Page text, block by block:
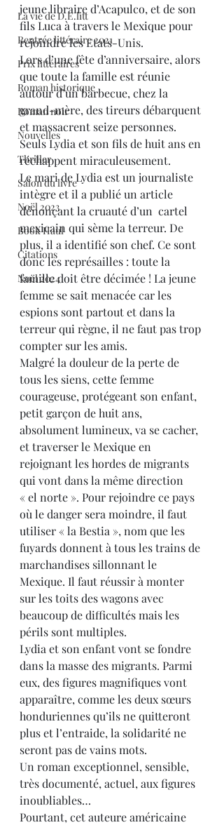
La vie de D.E.litt
Rentrée littéraire 2021
Prix littéraires
Roman historique
Roman noir
Nouvelles
Thriller
Salon du livre
Noël 2023
Book Haul
Citations
Noël 2024
jeune libraire d’Acapulco, et de son
fils Luca à travers le Mexique pour
rejoindre les Etats-Unis.
Lors d’une fête d’anniversaire, alors
que toute la famille est réunie
autour d’un barbecue, chez la
grand-mère, des tireurs débarquent
et massacrent seize personnes.
Seuls Lydia et son fils de huit ans en
réchappent miraculeusement.
Le mari de Lydia est un journaliste
intègre et il a publié un article
dénonçant la cruauté d’un  cartel
mexicain qui sème la terreur. De
plus, il a identifié son chef. Ce sont
donc les représailles : toute la
famille doit être décimée ! La jeune
femme se sait menacée car les
espions sont partout et dans la
terreur qui règne, il ne faut pas trop
compter sur les amis.
Malgré la douleur de la perte de
tous les siens, cette femme
courageuse, protégeant son enfant,
petit garçon de huit ans,
absolument lumineux, va se cacher,
et traverser le Mexique en
rejoignant les hordes de migrants
qui vont dans la même direction
« el norte ». Pour rejoindre ce pays
où le danger sera moindre, il faut
utiliser « la Bestia », nom que les
fuyards donnent à tous les trains de
marchandises sillonnant le
Mexique. Il faut réussir à monter
sur les toits des wagons avec
beaucoup de difficultés mais les
périls sont multiples.
Lydia et son enfant vont se fondre
dans la masse des migrants. Parmi
eux, des figures magnifiques vont
apparaître, comme les deux sœurs
honduriennes qu’ils ne quitteront
plus et l’entraide, la solidarité ne
seront pas de vains mots.
Un roman exceptionnel, sensible,
très documenté, actuel, aux figures
inoubliables…
Pourtant, cet auteure américaine